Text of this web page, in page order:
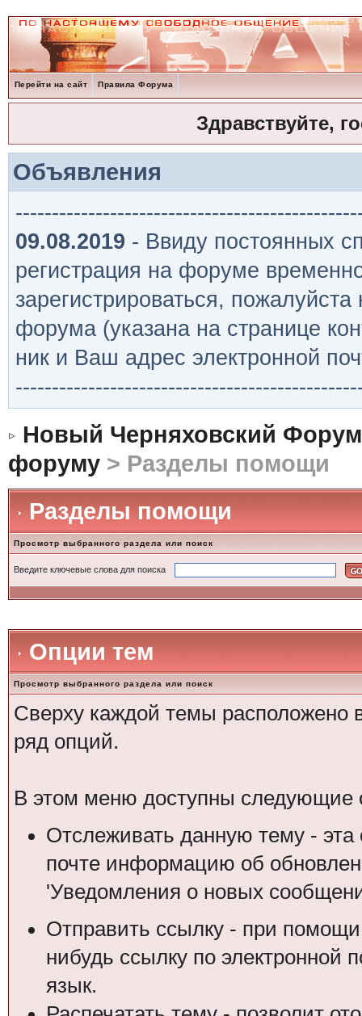
Перейти на сайт Правила Форума
Здравствуйте,
Объявления
09.08.2019 - Ввиду постоянных
регистрация на форуме
зарегистрироваться,
форума (указана на странице
ник и Ваш адрес электронной
Новый Черняховский Форум
форуму> Разделы помощи
Разделы помощи
Просмотр выбранного раздела или поиск
Введите ключевые слова для поиска
Опции тем
Просмотр выбранного раздела или поиск
Сверху каждой темы
ряд опций.
В этом меню доступны следующие
Отслеживать данную тему - эта
почте информацию об
'Уведомления о новых
Отправить ссылку - при
нибудь ссылку по электронной
язык.